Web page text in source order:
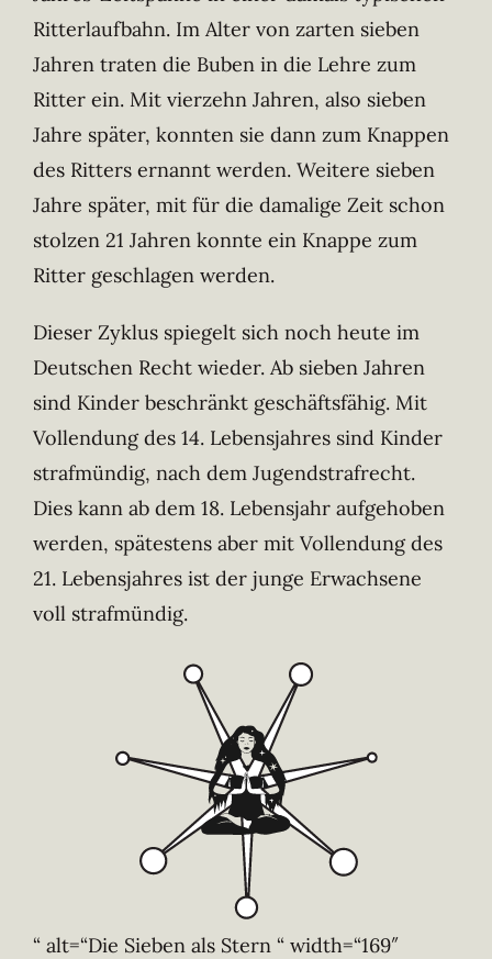
Ritterlaufbahn. Im Alter von zarten sieben
Jahren traten die Buben in die Lehre zum
Ritter ein. Mit vierzehn Jahren, also sieben
Jahre später, konnten sie dann zum Knappen
des Ritters ernannt werden. Weitere sieben
Jahre später, mit für die damalige Zeit schon
stolzen 21 Jahren konnte ein Knappe zum
Ritter geschlagen werden.
Dieser Zyklus spiegelt sich noch heute im
Deutschen Recht wieder. Ab sieben Jahren
sind Kinder beschränkt geschäftsfähig. Mit
Vollendung des 14. Lebensjahres sind Kinder
strafmündig, nach dem Jugendstrafrecht.
Dies kann ab dem 18. Lebensjahr aufgehoben
werden, spätestens aber mit Vollendung des
21. Lebensjahres ist der junge Erwachsene
voll strafmündig.
“ alt=“Die Sieben als Stern “ width=“169″